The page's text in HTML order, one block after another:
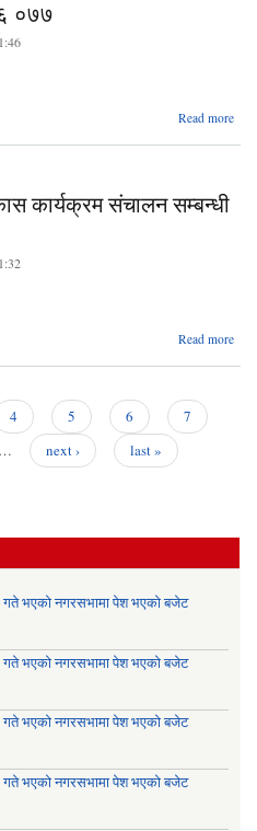
०७७
Read more
कार्यक्रम संचालन सम्बन्धी
Read more
4 5 6
7
… next › last »
भएको नगरसभामा पेश भएको बजेट
भएको नगरसभामा पेश भएको बजेट
भएको नगरसभामा पेश भएको बजेट
भएको नगरसभामा पेश भएको बजेट